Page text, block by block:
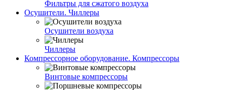
Фильтры для сжатого воздуха
Осушители. Чиллеры
Осушители воздуха
Чиллеры
Компрессорное оборудование. Компрессоры
Винтовые компрессоры